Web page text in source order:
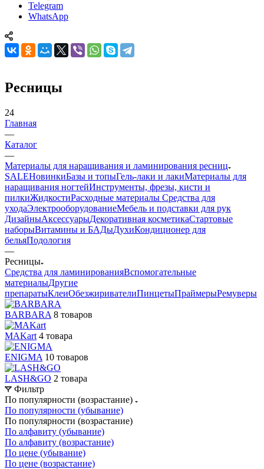
Telegram
WhatsApp
Ресницы
24
Главная
—
Каталог
—
Материалы для наращивания и ламинирования ресниц
SALEНовинкиБазы и топыГель-лаки и лакиМатериалы для
наращивания ногтейИнструменты, фрезы, кисти и
пилкиЖидкостиРасходные материалы Средства для
уходаЭлектрооборудованиеМебель и подставки для рук
ДизайныАксессуарыДекоративная косметикаСтартовые
наборыВитамины и БАДыДухиКондиционер для
бельяПодология
—
Ресницы
Средства для ламинированияВспомогательные
материалыДругие
препаратыКлеиОбезжиривателиПинцетыПраймерыРемуверы
BARBARA 8 товаров
MAKart 4 товара
ENIGMA 10 товаров
LASH&GO 2 товара
Фильтр
По популярности (возрастание)
По популярности (убывание)
По популярности (возрастание)
По алфавиту (убывание)
По алфавиту (возрастание)
По цене (убывание)
По цене (возрастание)